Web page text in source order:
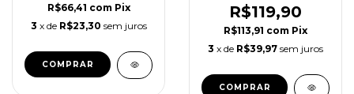
R$66,41 com Pix
3 x de R$23,30 sem juros
COMPRAR
R$119,90
R$113,91 com Pix
3 x de R$39,97 sem juros
COMPRAR